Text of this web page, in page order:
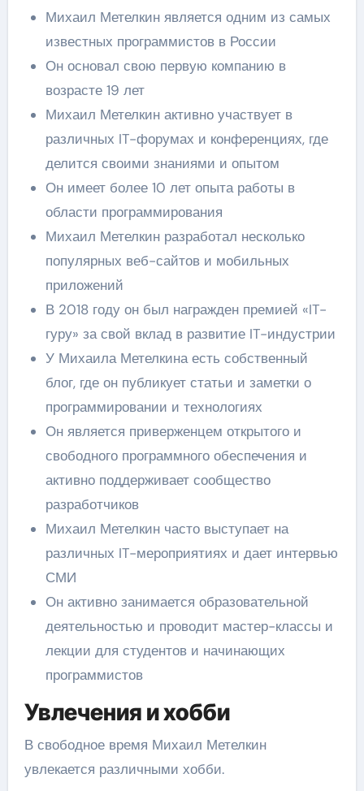
Михаил Метелкин является одним из самых
известных программистов в России
Он основал свою первую компанию в
возрасте 19 лет
Михаил Метелкин активно участвует в
различных IT-форумах и конференциях, где
делится своими знаниями и опытом
Он имеет более 10 лет опыта работы в
области программирования
Михаил Метелкин разработал несколько
популярных веб-сайтов и мобильных
приложений
В 2018 году он был награжден премией «IT-
гуру» за свой вклад в развитие IT-индустрии
У Михаила Метелкина есть собственный
блог, где он публикует статьи и заметки о
программировании и технологиях
Он является приверженцем открытого и
свободного программного обеспечения и
активно поддерживает сообщество
разработчиков
Михаил Метелкин часто выступает на
различных IT-мероприятиях и дает интервью
СМИ
Он активно занимается образовательной
деятельностью и проводит мастер-классы и
лекции для студентов и начинающих
программистов
Увлечения и хобби
В свободное время Михаил Метелкин
увлекается различными хобби.